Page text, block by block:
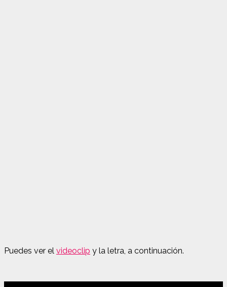
Puedes ver el videoclip y la letra, a continuación.